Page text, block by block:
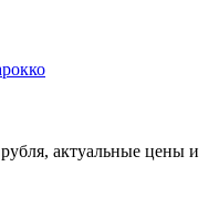
актуальные цены и